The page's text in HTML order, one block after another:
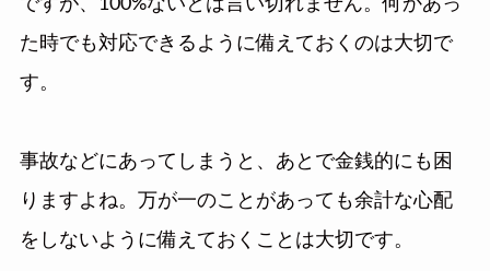
ですが、100%ないとは言い切れません。何かあっ
た時でも対応できるように備えておくのは大切で
す。
事故などにあってしまうと、あとで金銭的にも困
りますよね。万が一のことがあっても余計な心配
をしないように備えておくことは大切です。